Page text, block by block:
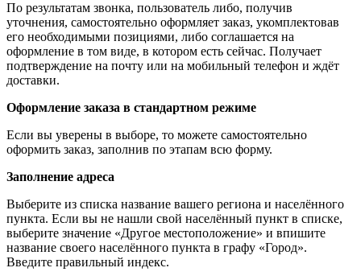
По результатам звонка, пользователь либо, получив
уточнения, самостоятельно оформляет заказ, укомплектовав
его необходимыми позициями, либо соглашается на
оформление в том виде, в котором есть сейчас. Получает
подтверждение на почту или на мобильный телефон и ждёт
доставки.
Оформление заказа в стандартном режиме
Если вы уверены в выборе, то можете самостоятельно
оформить заказ, заполнив по этапам всю форму.
Заполнение адреса
Выберите из списка название вашего региона и населённого
пункта. Если вы не нашли свой населённый пункт в списке,
выберите значение «Другое местоположение» и впишите
название своего населённого пункта в графу «Город».
Введите правильный индекс.